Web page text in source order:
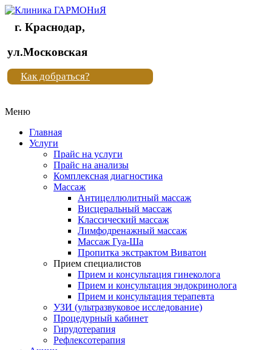
Клиника
"Новая
жизнь"
Клиника
жизнь"
г. Краснодар,
ул.Московская
Как добраться?
Меню
Главная
Услуги
Прайс на услуги
Прайс на анализы
Комплексная диагностика
Массаж
Антицеллюлитный массаж
Висцеральный массаж
Классический массаж
Лимфодренажный массаж
Массаж Гуа-Ша
Пропитка экстрактом Виватон
Прием специалистов
Прием и консультация гинеколога
Прием и консультация эндокринолога
Прием и консультация терапевта
УЗИ (ультразвуковое исследование)
Процедурный кабинет
Гирудотерапия
Рефлексотерапия